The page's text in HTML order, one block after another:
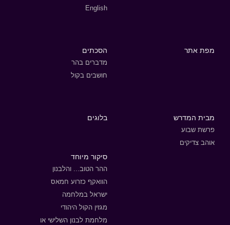
English
מפת אתר הסכתים
מדברים בהר
חושבים בקול
מבית המדרש
פרשת שבוע
אוהב צדיקים
בלוגים
סיקור מיוחד
ההר הטוב... והלבנון
הוואקף כזרוע חמאס
ישראל במלחמה
מגזין הקול היהודי
מלחמת לבנון השלישי או